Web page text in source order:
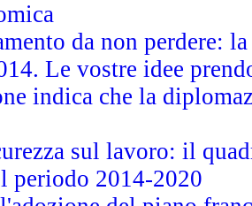
da non perdere:
Le vostre idee
indica che la
sul lavoro: il
periodo 2014-2020